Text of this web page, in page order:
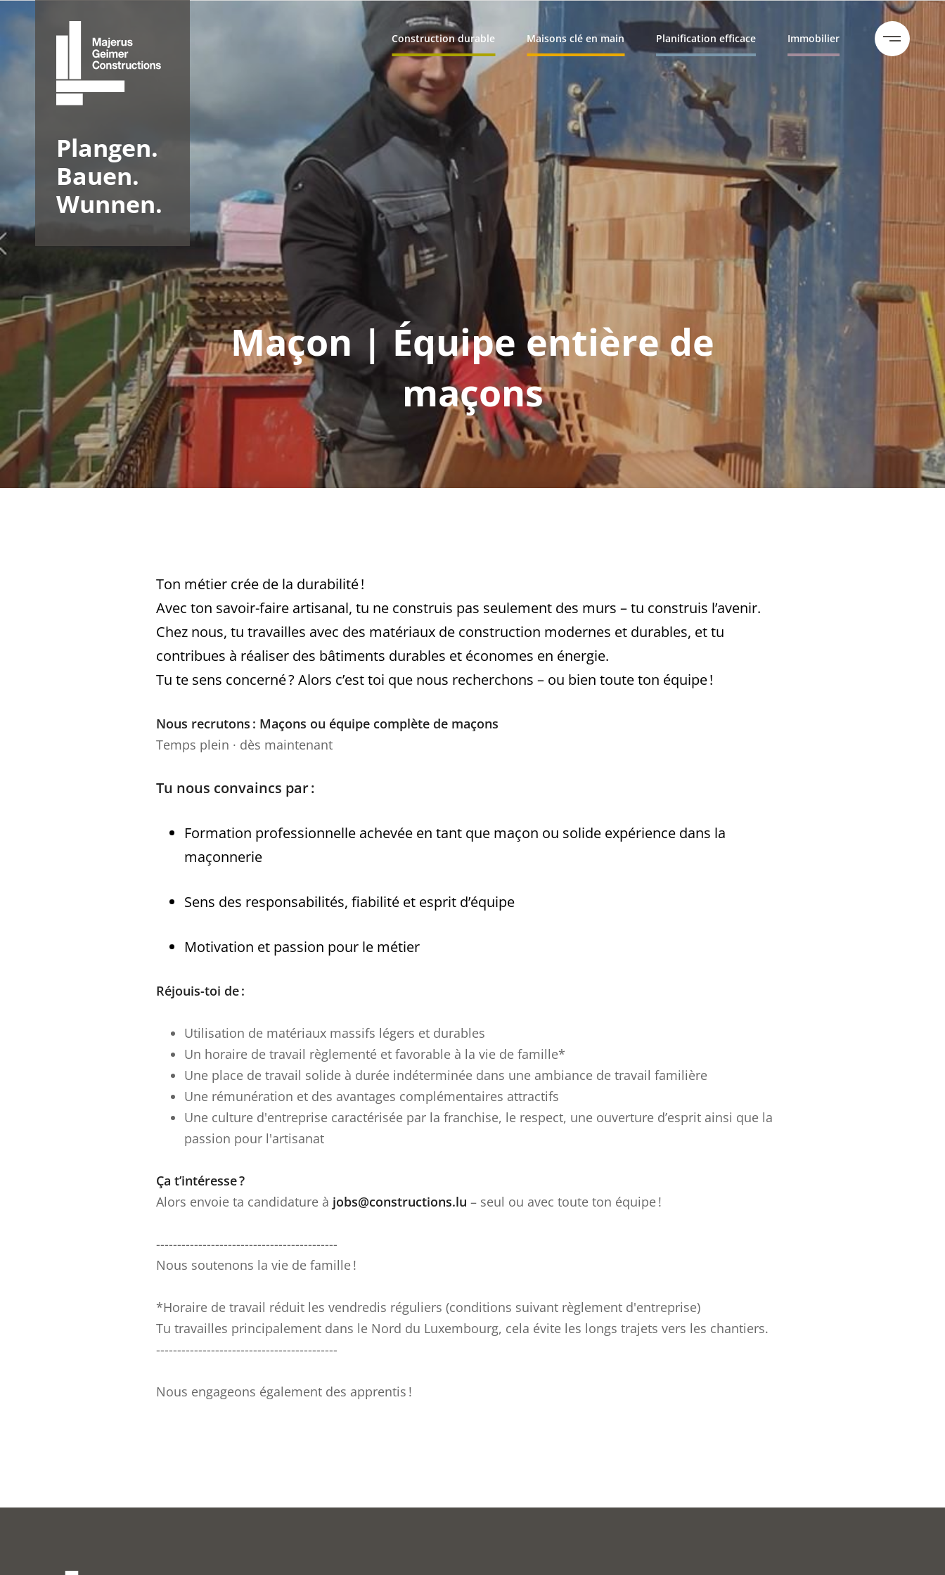
Plangen.
Bauen.
Wunnen.
Construction durable Maisons clé en main Planification efficace Immobilier
Maçon | Équipe entière de
maçons
Ton métier crée de la durabilité !
Avec ton savoir-faire artisanal, tu ne construis pas seulement des murs – tu construis l’avenir.
Chez nous, tu travailles avec des matériaux de construction modernes et durables, et tu
contribues à réaliser des bâtiments durables et économes en énergie.
Tu te sens concerné ? Alors c’est toi que nous recherchons – ou bien toute ton équipe !
Nous recrutons : Maçons ou équipe complète de maçons
Temps plein · dès maintenant
Tu nous convaincs par :
Formation professionnelle achevée en tant que maçon ou solide expérience dans la
maçonnerie
Sens des responsabilités, fiabilité et esprit d’équipe
Motivation et passion pour le métier
Réjouis-toi de :
Utilisation de matériaux massifs légers et durables
Un horaire de travail règlementé et favorable à la vie de famille*
Une place de travail solide à durée indéterminée dans une ambiance de travail familière
Une rémunération et des avantages complémentaires attractifs
Une culture d'entreprise caractérisée par la franchise, le respect, une ouverture d’esprit ainsi que la
passion pour l'artisanat
Ça t’intéresse ?
Alors envoie ta candidature à jobs@constructions.lu – seul ou avec toute ton équipe !
-------------------------------------------
Nous soutenons la vie de famille !
*Horaire de travail réduit les vendredis réguliers (conditions suivant règlement d'entreprise)
Tu travailles principalement dans le Nord du Luxembourg, cela évite les longs trajets vers les chantiers.
-------------------------------------------
Nous engageons également des apprentis !